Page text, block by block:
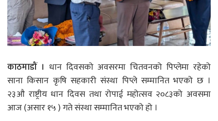
काठमाडौं । धान दिवसको अवसरमा चितवनको पिप्लेमा रहेको
साना किसान कृषि सहकारी संस्था पिप्ले सम्मानित भएको छ ।
२३औ राष्ट्रीय धान दिवस तथा रोपाई महोत्सव २०८३को अवसमा
आज (असार १५ ) गते संस्था सम्मानित भएको हो ।